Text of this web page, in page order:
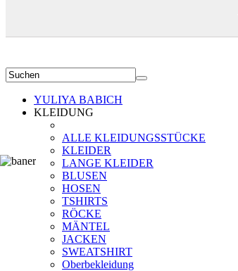
YULIYA BABICH
KLEIDUNG
ALLE KLEIDUNGSSTÜCKE
KLEIDER
LANGE KLEIDER
BLUSEN
HOSEN
TSHIRTS
RÖCKE
MÄNTEL
JACKEN
SWEATSHIRT
Oberbekleidung